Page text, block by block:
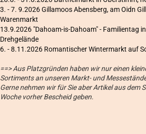
3. - 7. 9.2026 Gillamoos Abensberg, am Oidn
Warenmarkt
13.9.2026 "Dahoam-is-Dahoam" - Familientag
Drehgelände
6. - 8.11.2026 Romantischer Wintermarkt auf
==> Aus Platzgründen haben wir nur einen
Sortiments an unseren Markt- und
Gerne nehmen wir für Sie aber Artikel aus dem
Woche vorher Bescheid geben.